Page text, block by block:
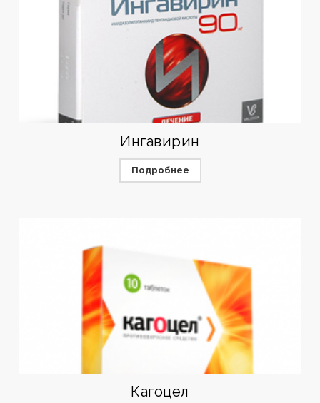
Ингавирин
Подробнее
Кагоцел